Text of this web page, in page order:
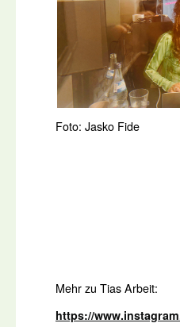
Foto: Jasko Fide
Mehr zu Tias Arbeit:
https://